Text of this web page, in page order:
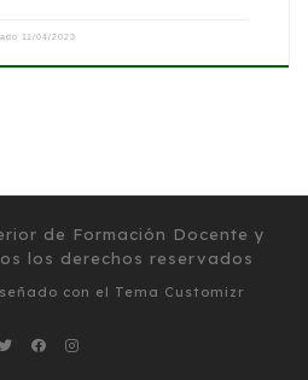
11/04/2023
de Formación Docente y
los derechos reservados
con el Tema Customizr